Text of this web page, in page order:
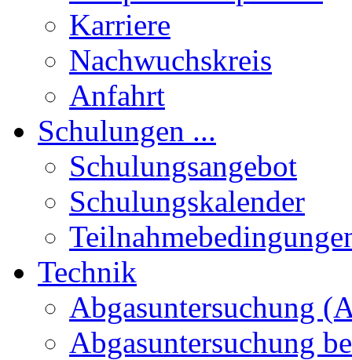
Karriere
Nachwuchskreis
Anfahrt
Schulungen ...
Schulungsangebot
Schulungskalender
Technik
Abgasuntersuchung
Abgasuntersuchung